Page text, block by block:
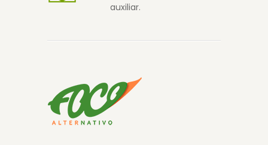
auxiliar.